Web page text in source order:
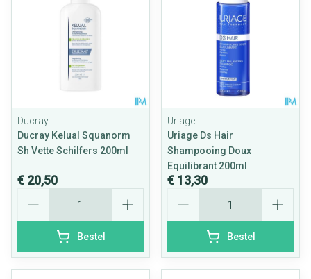
Ducray
Ducray Kelual Squanorm
Sh Vette Schilfers 200ml
€ 20,50
Bestel
Uriage
Uriage Ds Hair
Shampooing Doux
Equilibrant 200ml
€ 13,30
Bestel